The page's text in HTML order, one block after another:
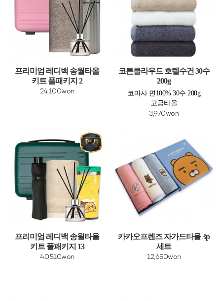
프리미엄 레디백 송월타올
키트 풀패키지 2
24,100won
코튼클라우드 호텔수건 30수
200g
코마사 면100% 30수 200g
고급타올
3,970won
프리미엄 레디백 송월타올
키트 풀패키지 13
40,510won
카카오프렌즈 자가드타올 3p
세트
12,650won